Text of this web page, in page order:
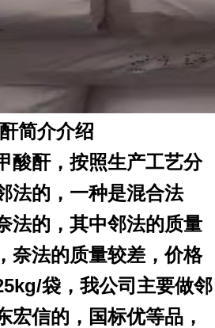
简介介绍
酸酐，按照生产工艺分
法的，一种是混合法
法的，其中邻法的质量
奈法的质量较差，价格
袋，我公司主要做邻
宏信的，国标优等品，